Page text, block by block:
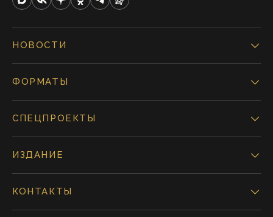
НОВОСТИ
ФОРМАТЫ
СПЕЦПРОЕКТЫ
ИЗДАНИЕ
КОНТАКТЫ